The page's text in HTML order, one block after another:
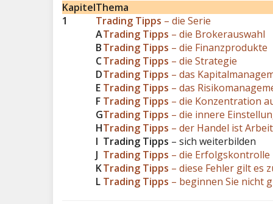
KapitelThema
1
Trading Tipps – die Serie
ATrading Tipps – die Brokerauswahl
BTrading Tipps – die Finanzprodukte
CTrading Tipps – die Strategie
DTrading Tipps – das
E Trading Tipps – das
F Trading Tipps – die Konzentration
GTrading Tipps – die innere
HTrading Tipps – der Handel ist Arbeit
I Trading Tipps – sich weiterbilden
J Trading Tipps – die Erfolgskontrolle
KTrading Tipps – diese Fehler gilt es
L Trading Tipps – beginnen Sie nicht